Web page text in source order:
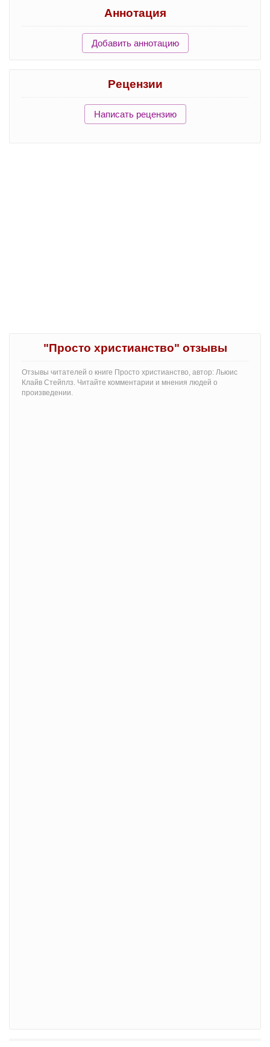
Аннотация
Добавить аннотацию
Рецензии
Написать рецензию
"Просто христианство" отзывы
Отзывы читателей о книге Просто христианство, автор: Льюис
Клайв Стейплз. Читайте комментарии и мнения людей о
произведении.